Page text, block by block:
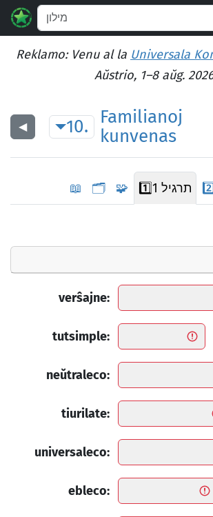
Reklamo: Venu al la Universala
Aŭstrio, 1–8 aŭg.
◀︎ 10.
Familianoj
kunvenas
📖 🗂️ 🧩 1️⃣ תרגיל 1 2️⃣
verŝajne:
tutsimple:
neŭtraleco:
tiurilate:
universaleco:
ebleco: